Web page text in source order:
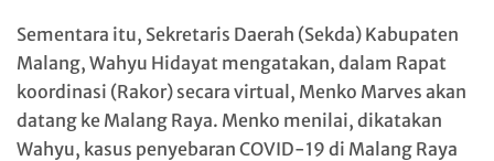
Sementara itu, Sekretaris Daerah (Sekda) Kabupaten
Malang, Wahyu Hidayat mengatakan, dalam Rapat
koordinasi (Rakor) secara virtual, Menko Marves akan
datang ke Malang Raya. Menko menilai, dikatakan
Wahyu, kasus penyebaran COVID-19 di Malang Raya